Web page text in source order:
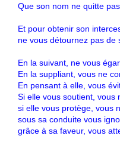
Que son nom ne quitte
Et pour obtenir son
ne vous détournez pas de
En la suivant, ne vous
En la suppliant, vous ne
En pensant à elle, vous
Si elle vous soutient, vous
si elle vous protège, vous
sous sa conduite vous
grâce à sa faveur, vous